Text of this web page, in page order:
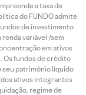
a taxa de
do FUNDO admite
de investimento
variável /sem
em ativos
Os fundos de crédito
seu patrimônio líquido
ativos integrantes
regime de